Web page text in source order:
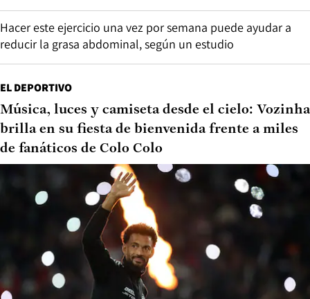
Hacer este ejercicio una vez por semana puede ayudar a
reducir la grasa abdominal, según un estudio
EL DEPORTIVO
Música, luces y camiseta desde el cielo: Vozinha
brilla en su fiesta de bienvenida frente a miles
de fanáticos de Colo Colo